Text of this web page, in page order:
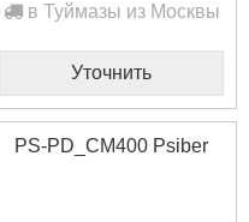
в Туймазы из Москвы
Уточнить
PS-PD_CM400 Psiber